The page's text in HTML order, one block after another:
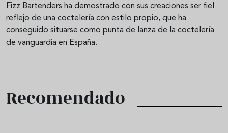
Fizz Bartenders ha demostrado con sus creaciones ser fiel
reflejo de una coctelería con estilo propio, que ha
conseguido situarse como punta de lanza de la coctelería
de vanguardia en España.
Recomendado